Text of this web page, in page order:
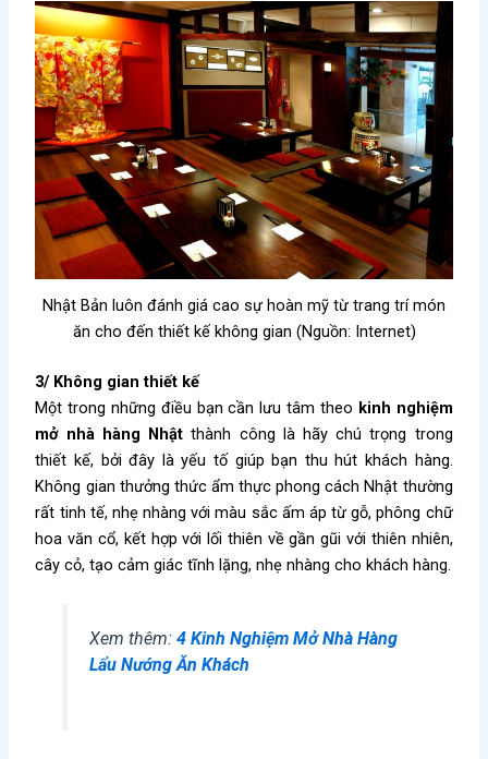
Nhật Bản luôn đánh giá cao sự hoàn mỹ từ trang trí món
ăn cho đến thiết kế không gian (Nguồn: Internet)
3/ Không gian thiết kế
Một trong những điều bạn cần lưu tâm theo kinh nghiệm
mở nhà hàng Nhật thành công là hãy chú trọng trong
thiết kế, bởi đây là yếu tố giúp bạn thu hút khách hàng.
Không gian thưởng thức ẩm thực phong cách Nhật thường
rất tinh tế, nhẹ nhàng với màu sắc ấm áp từ gỗ, phông chữ
hoa văn cổ, kết hợp với lối thiên về gần gũi với thiên nhiên,
cây cỏ, tạo cảm giác tĩnh lặng, nhẹ nhàng cho khách hàng.
Xem thêm: 4 Kinh Nghiệm Mở Nhà Hàng
Lẩu Nướng Ăn Khách